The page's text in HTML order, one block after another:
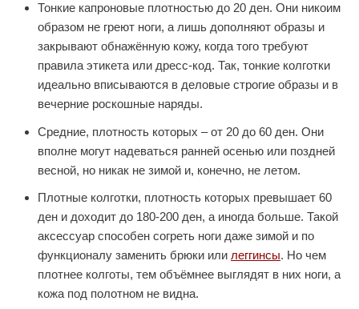
Тонкие капроновые плотностью до 20 ден. Они никоим
образом не греют ноги, а лишь дополняют образы и
закрывают обнажённую кожу, когда того требуют
правила этикета или дресс-код. Так, тонкие колготки
идеально вписываются в деловые строгие образы и в
вечерние роскошные наряды.
Средние, плотность которых – от 20 до 60 ден. Они
вполне могут надеваться ранней осенью или поздней
весной, но никак не зимой и, конечно, не летом.
Плотные колготки, плотность которых превышает 60
ден и доходит до 180-200 ден, а иногда больше. Такой
аксессуар способен согреть ноги даже зимой и по
функционалу заменить брюки или леггинсы. Но чем
плотнее колготы, тем объёмнее выглядят в них ноги, а
кожа под полотном не видна.